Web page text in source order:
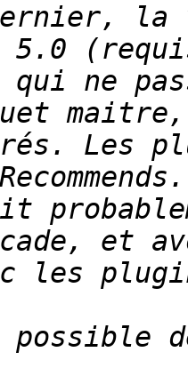
la
5.0
qui ne
Les
et